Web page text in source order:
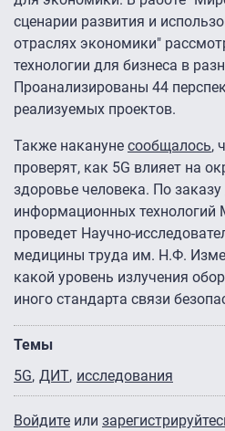
сценарии развития и
отраслях экономики"
технологии для бизнеса в
Проанализированы 44
реализуемых проектов.
Также накануне сообщалось,
проверят, как 5G влияет на
здоровье человека. По
информационных технологий
проведет Научно-
медицины труда им. Н.Ф.
какой уровень излучения
иного стандарта связи
Темы
5G ДИТ исследования
Войдите или